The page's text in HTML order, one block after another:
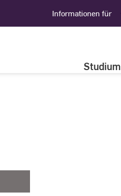
Informationen für
Studium